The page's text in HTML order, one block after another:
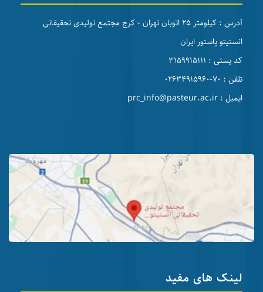
آدرس : کیلومتر 25 اتوبان تهران - کرج مجتمع تولیدی تحقیقاتی
انستیتو پاستور ایران
کد پستی : 3159915111
تلفن : 70-02634915960
ایمیل : prc_info@pasteur.ac.ir
لینک های مفید